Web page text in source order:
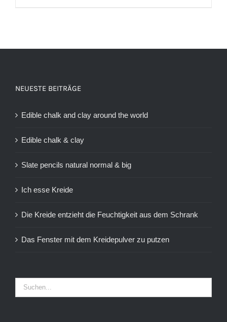
NEUESTE BEITRÄGE
Edible chalk and clay around the world
Edible chalk & clay
Slate pencils natural normal & big
Ich esse Kreide
Die Kreide entzieht die Feuchtigkeit aus dem Schrank
Das Fenster mit dem Kreidepulver zu putzen